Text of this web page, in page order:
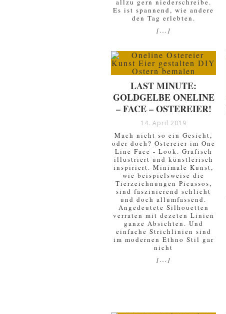
allzu gern niederschreibe.
Es ist spannend, wie andere
den Tag erlebten.
[...]
LAST MINUTE:
GOLDGELBE ONELINE
– FACE – OSTEREIER!
14. April 2019
Mach nicht so ein Gesicht,
oder doch? Ostereier im One
Line Face - Look. Grafisch
illustriert und künstlerisch
inspiriert. Minimale Kunst,
wie beispielsweise die
Tierzeichnungen Picassos,
sind faszinierend schlicht
und doch allumfassend.
Angedeutete Silhouetten
verraten mit dezeten Linien
ganze Absichten. Und
einfache Strichlinien sind
im modernen Ethno Stil gar
nicht
[...]